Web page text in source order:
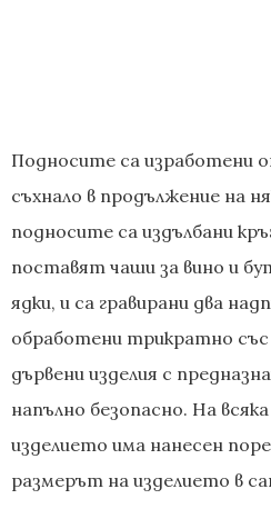
Подносите са изработени
съхнало в продължение на
подносите са издълбани
поставят чаши за вино и
ядки, и са гравирани два
обработени трикратно със
дървени изделия с
напълно безопасно. На
изделието има нанесен
размерът на изделието в